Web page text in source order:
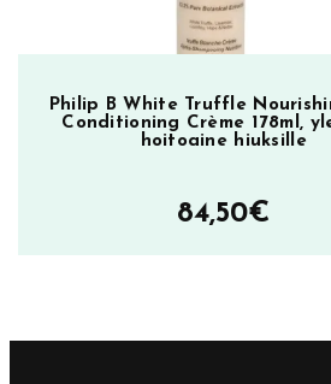
Philip B White Truffle
Conditioning Crème 178ml,
hoitoaine hiuksille
84,50€